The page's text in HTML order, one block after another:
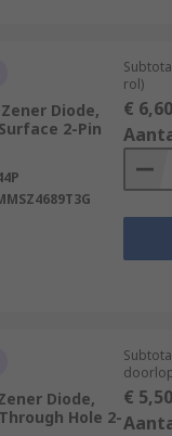
Diode,
2-Pin
rol)
€ 6,60
Diode,
Hole 2-
€ 5,50